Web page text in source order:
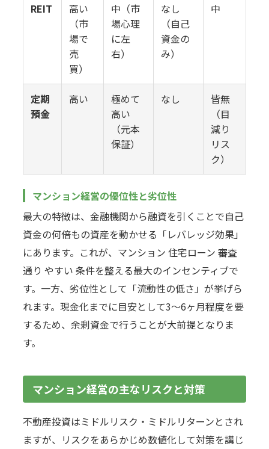
REIT
高い
（市
場で
売
買）
中（市
場心理
に左
右）
なし
（自己
資金の
み）
中
定期
預金
高い
極めて
高い
（元本
保証）
なし
皆無
（目
減り
リス
ク）
マンション経営の優位性と劣位性
最大の特徴は、金融機関から融資を引くことで自己
資金の何倍もの資産を動かせる「レバレッジ効果」
にあります。これが、マンション 住宅ローン 審査
通り やすい 条件を整える最大のインセンティブで
す。一方、劣位性として「流動性の低さ」が挙げら
れます。現金化までに目安として3〜6ヶ月程度を要
するため、余剰資金で行うことが大前提となりま
す。
マンション経営の主なリスクと対策
不動産投資はミドルリスク・ミドルリターンとされ
ますが、リスクをあらかじめ数値化して対策を講じ